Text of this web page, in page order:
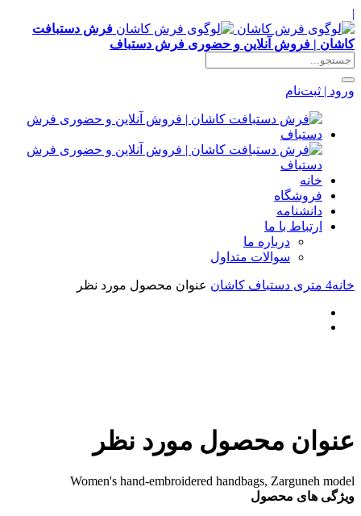
|
فرش دستبافت
کاشان | فروش آنلاین و حضوری فرش دستباف
ورود | ثبت‌نام
خانه
فروشگاه
دانشنامه
ارتباط با ما
درباره ما
سوالات متداول
خانه4 متری دستباف کاشان عنوان محصول مورد نظر
عنوان محصول مورد نظر
Women's hand-embroidered handbags, Zarguneh model
ویژگی های محصول